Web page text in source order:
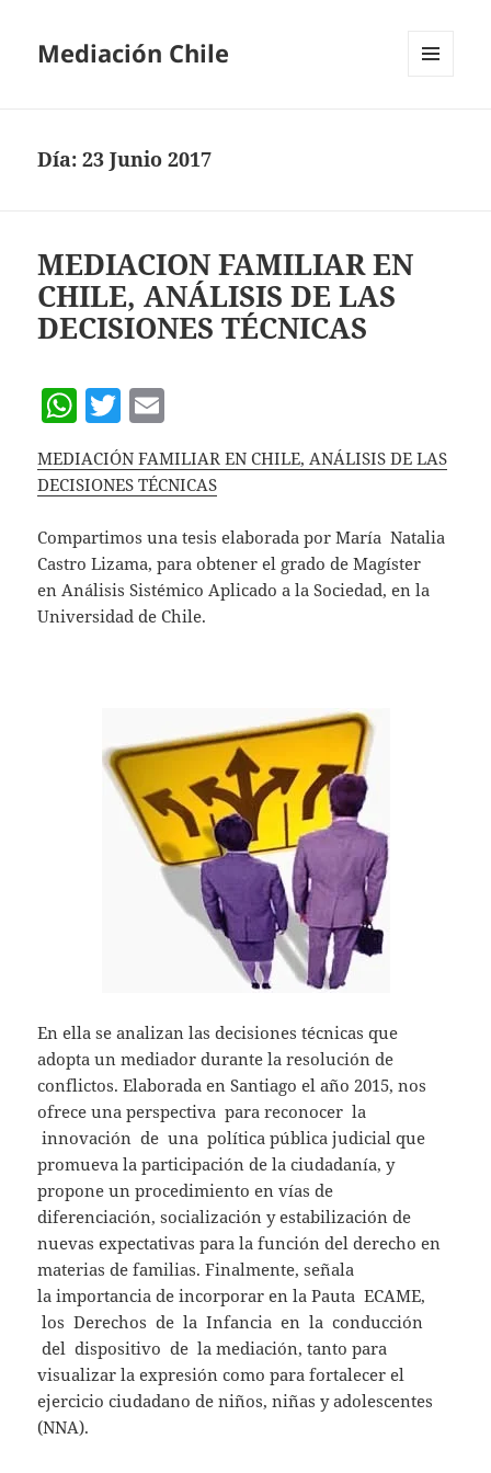
Mediación Chile
Día:23 Junio 2017
MEDIACION FAMILIAR EN
CHILE, ANÁLISIS DE LAS
DECISIONES TÉCNICAS
W
h
at
s
A
p
p
T
w
itt
er
m
ai
l
MEDIACIÓN FAMILIAR EN CHILE, ANÁLISIS DE LAS
DECISIONES TÉCNICAS
Compartimos una tesis elaborada por María Natalia
Castro Lizama, para obtener el grado de Magíster
en Análisis Sistémico Aplicado a la Sociedad, en la
Universidad de Chile.
En ella se analizan las decisiones técnicas que
adopta un mediador durante la resolución de
conflictos. Elaborada en Santiago el año 2015, nos
ofrece una perspectiva para reconocer la
innovación de una política pública judicial que
promueva la participación de la ciudadanía, y
propone un procedimiento en vías de
diferenciación, socialización y estabilización de
nuevas expectativas para la función del derecho en
materias de familias. Finalmente, señala
la importancia de incorporar en la Pauta ECAME,
los Derechos de la Infancia en la conducción
del dispositivo de la mediación, tanto para
visualizar la expresión como para fortalecer el
ejercicio ciudadano de niños, niñas y adolescentes
(NNA).